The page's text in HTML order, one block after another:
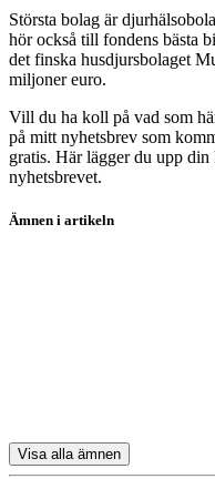
Största bolag är
hör också till fondens bästa
det finska husdjursbolaget
miljoner euro.
Vill du ha koll på vad som
på mitt nyhetsbrev som
gratis. Här lägger du upp
nyhetsbrevet.
Ämnen i artikeln
Visa alla ämnen